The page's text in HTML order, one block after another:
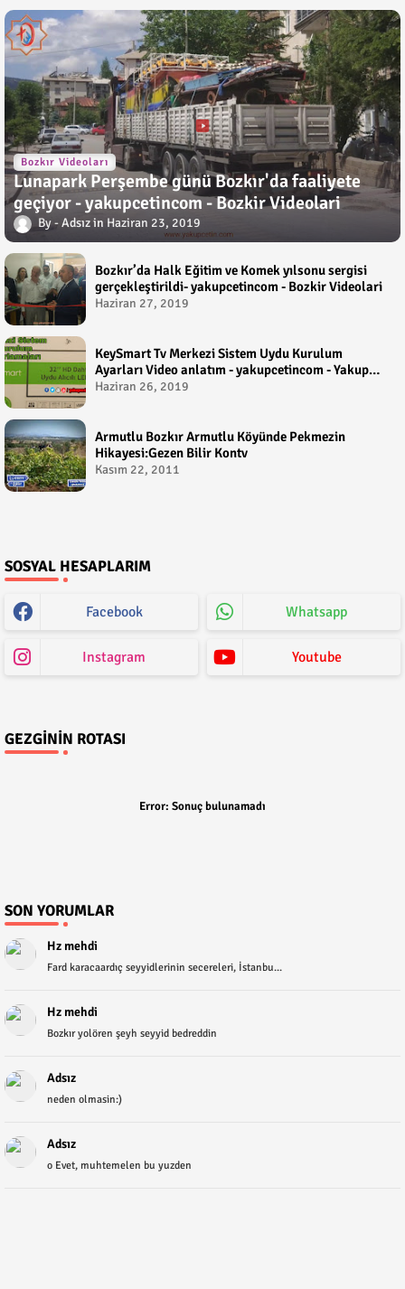
Bozkır Videoları
Lunapark Perşembe günü Bozkır'da faaliyete
geçiyor - yakupcetincom - Bozkir Videolari
Adsız Haziran 23, 2019
Bozkır’da Halk Eğitim ve Komek yılsonu sergisi
gerçekleştirildi- yakupcetincom - Bozkir Videolari
Haziran 27, 2019
KeySmart Tv Merkezi Sistem Uydu Kurulum
Ayarları Video anlatım - yakupcetincom - Yakup
Çetin
Haziran 26, 2019
Armutlu Bozkır Armutlu Köyünde Pekmezin
Hikayesi:Gezen Bilir Kontv
Kasım 22, 2011
SOSYAL HESAPLARIM
Facebook Whatsapp
Instagram Youtube
GEZGININ ROTASI
Error: Sonuç bulunamadı
SON YORUMLAR
Hz mehdi
Fard karacaardıç seyyidlerinin secereleri, İstanbu...
Hz mehdi
Bozkır yolören şeyh seyyid bedreddin
Adsız
neden olmasin:)
Adsız
o Evet, muhtemelen bu yuzden